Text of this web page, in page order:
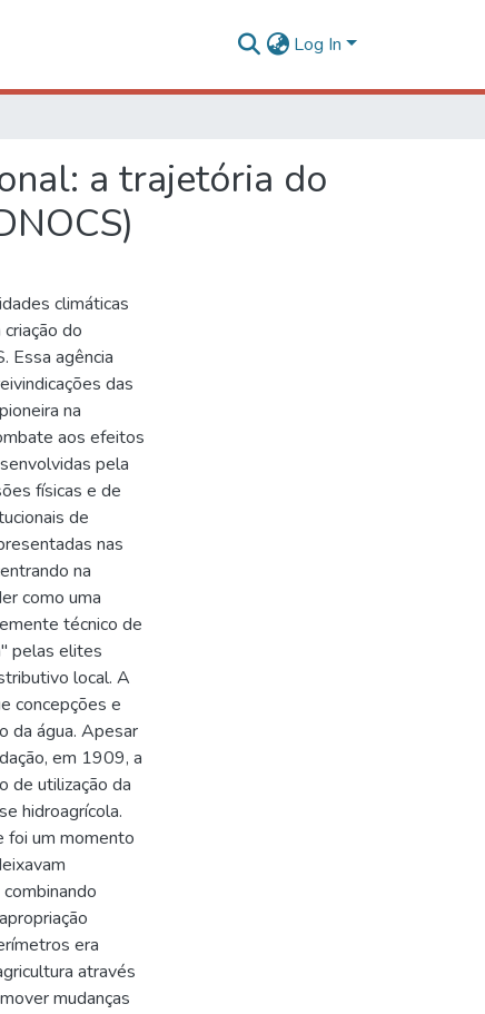
Log In
a trajetória do
climáticas
do
Essa agência
das
na
aos efeitos
pela
físicas e de
de
nas
na
como uma
técnico de
pelas elites
local. A
concepções e
da água. Apesar
em 1909, a
de utilização da
hidroagrícola.
foi um momento
era
através
mudanças